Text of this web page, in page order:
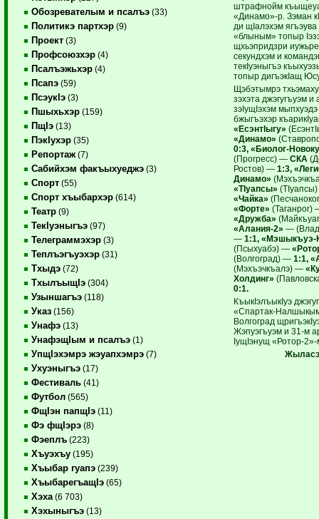
Обозревателым и псалъэ (33)
Политикэ партхэр (9)
Проект (3)
Профсоюзхэр (4)
Псалъэжьхэр (4)
Псапэ (59)
ПсэукIэ (3)
Пшыхьхэр (159)
ПщIэ (13)
ПэкIухэр (35)
Репортаж (7)
Сабийхэм факъыхуеджэ (3)
Спорт (55)
Спорт хъыбархэр (614)
Театр (9)
ТекIуэныгъэ (97)
Телеграммэхэр (3)
Теплъэгъуэхэр (31)
Тхыдэ (72)
ТхылъыщIэ (304)
Узыншагъэ (118)
Указ (156)
Унафэ (13)
УнафэщIым и псалъэ (1)
УпщIэхэмрэ жэуапхэмрэ (7)
Ухуэныгъэ (17)
Фестиваль (41)
Футбол (565)
ФщIэн папщIэ (11)
Фэ фщIэрэ (8)
Фэеплъ (223)
Хъуэхъу (195)
Хъыбар гуапэ (239)
ХъыбарегъащIэ (65)
Хэха (6 703)
Хэхыныгъэ (13)
штрафнойм
«Динамо»-р. Зэман
ди щIалэхэм ягъэува
«блыным» топыр
щхьэпридзри
секундхэм и
текIуэныгъэ
топыр дигъэкIащ
Щэбэтымрэ
зэхэта джэгугъуэм и
зэIущIэхэм мыпхуэдэ
бжыгъэхэр
«ЕсэнтIыгу»
«Динамо»
0:3, «Биолог-
(Прогресс) — СКА
Ростов) — 1:3,
Динамо»
«ТIуапсы»
«Чайка»
«Форте»
«Дружба»
«Алания-2» —
— 1:1, «Мэшыкъуэ-
(Псыхуабэ) —
(Волгоград) — 1:1,
(Мэхъэчкъалэ) —
Холдинг»
0:1.
КъыкIэлъыкIуэ
«Спартак-
Волгоград
Жэпуэгъуэм и 31-м
IущIэнущ «Ротор-2»-